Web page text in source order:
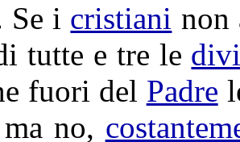
Se i cristiani non
tutte e tre le
fuori del Padre
no,